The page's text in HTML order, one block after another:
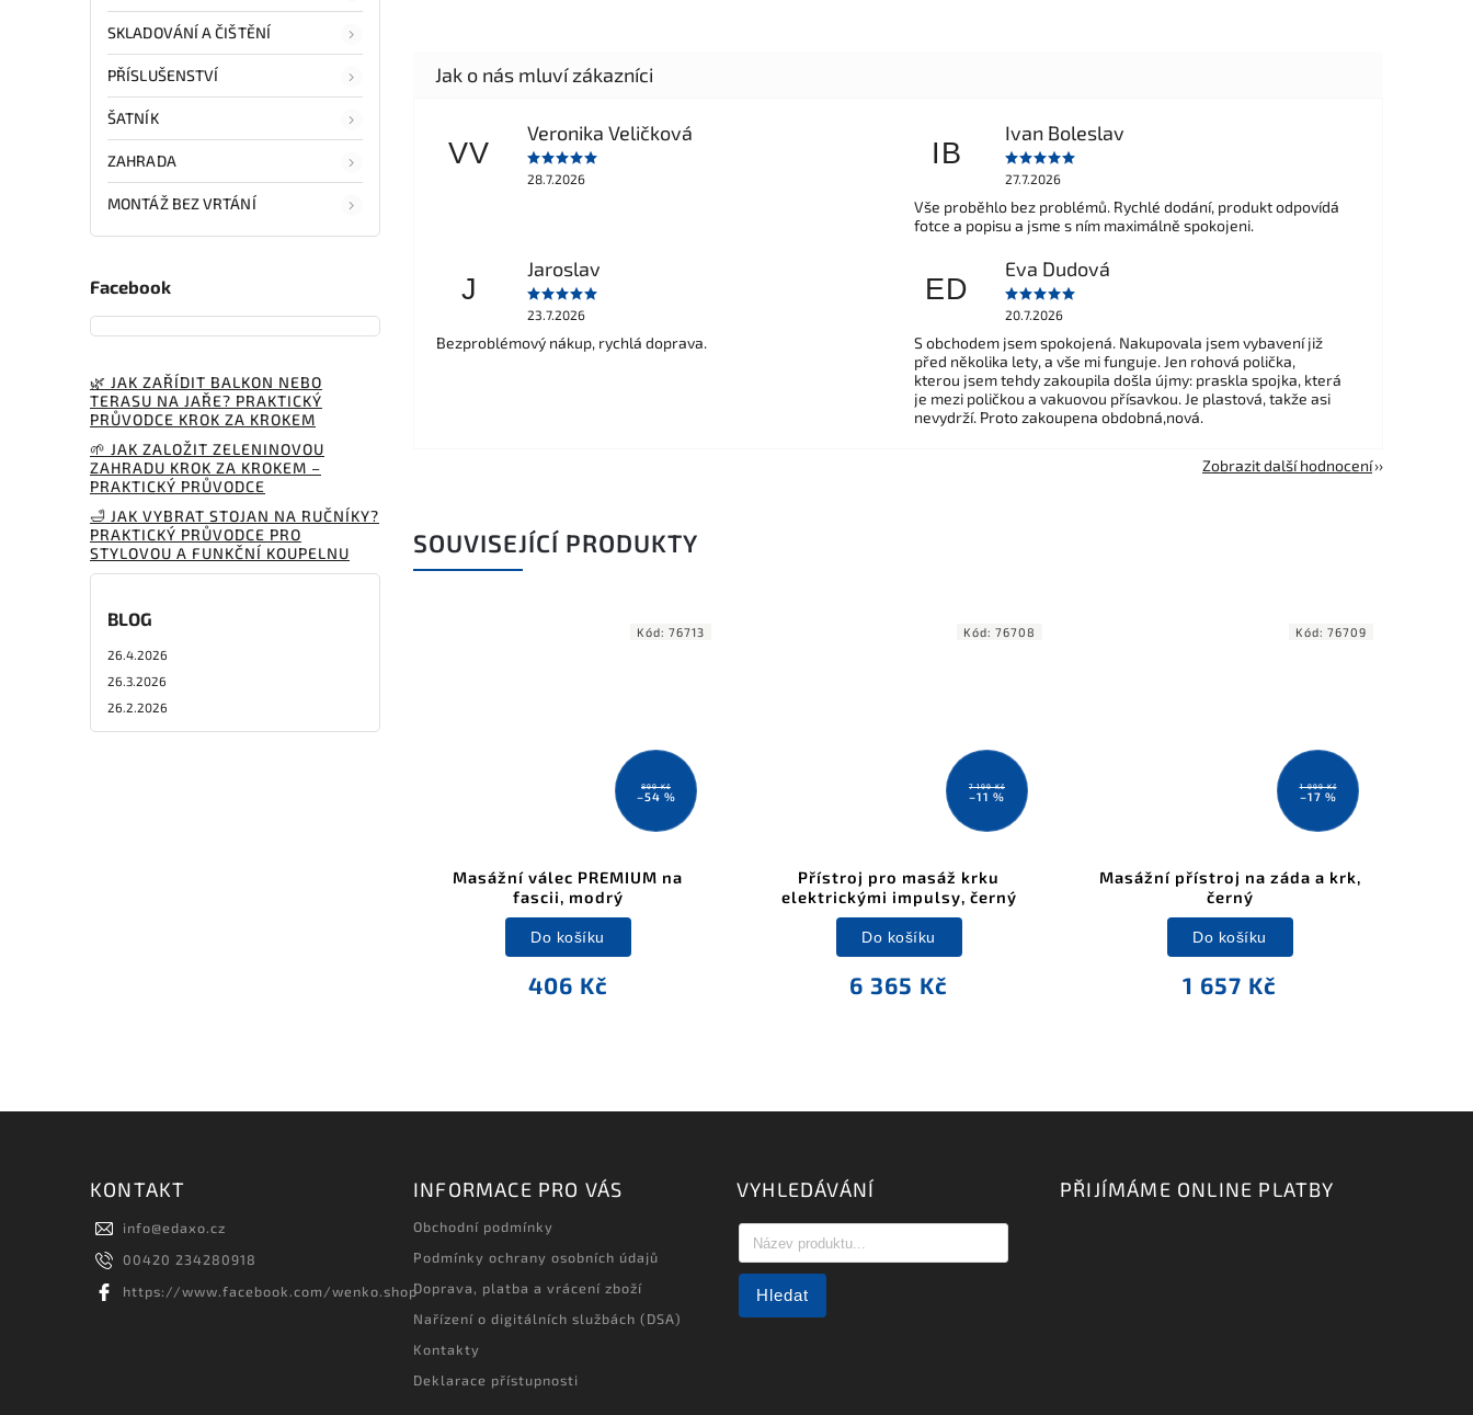
SKLADOVÁNÍ A ČIŠTĚNÍ
PŘÍSLUŠENSTVÍ
ŠATNÍK
ZAHRADA
MONTÁŽ BEZ VRTÁNÍ
Facebook
🌿 JAK ZAŘÍDIT BALKON NEBO
TERASU NA JAŘE? PRAKTICKÝ
PRŮVODCE KROK ZA KROKEM
🌱 JAK ZALOŽIT ZELENINOVOU
ZAHRADU KROK ZA KROKEM –
PRAKTICKÝ PRŮVODCE
🛁 JAK VYBRAT STOJAN NA RUČNÍKY?
PRAKTICKÝ PRŮVODCE PRO
STYLOVOU A FUNKČNÍ KOUPELNU
BLOG
26.4.2026
26.3.2026
26.2.2026
VV
Veronika Veličková
28.7.2026
IB
Ivan Boleslav
27.7.2026
Vše proběhlo bez problémů. Rychlé dodání, produkt odpovídá
fotce a popisu a jsme s ním maximálně spokojeni.
J
Jaroslav
23.7.2026
Bezproblémový nákup, rychlá doprava.
ED
Eva Dudová
20.7.2026
S obchodem jsem spokojená. Nakupovala jsem vybavení již
před několika lety, a vše mi funguje. Jen rohová polička,
kterou jsem tehdy zakoupila došla újmy: praskla spojka, která
je mezi poličkou a vakuovou přísavkou. Je plastová, takže asi
nevydrží. Proto zakoupena obdobná,nová.
Zobrazit další hodnocení
SOUVISEJÍCÍ PRODUKTY
899 Kč
–54 %
Masážní válec PREMIUM na
fascii, modrý
406 Kč
Do košíku
Kód: 76713
7 199 Kč
–11 %
Přístroj pro masáž krku
elektrickými impulsy, černý
6 365 Kč
Do košíku
Kód: 76708
1 999 Kč
–17 %
Masážní přístroj na záda a krk,
černý
1 657 Kč
Do košíku
Kód: 76709
KONTAKT
info@edaxo.cz
00420 234280918
https://www.facebook.com/wenko.shop
INFORMACE PRO VÁS
Obchodní podmínky
Podmínky ochrany osobních údajů
Doprava, platba a vrácení zboží
Nařízení o digitálních službách (DSA)
Kontakty
Deklarace přístupnosti
VYHLEDÁVÁNÍ
Hledat
PŘIJÍMÁME ONLINE PLATBY